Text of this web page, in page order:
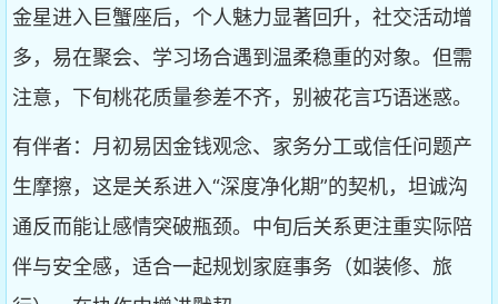
金星进入巨蟹座后，个人魅力显著回升，社交活动增
多，易在聚会、学习场合遇到温柔稳重的对象。但需
注意，下旬桃花质量参差不齐，别被花言巧语迷惑。
有伴者：月初易因金钱观念、家务分工或信任问题产
生摩擦，这是关系进入“深度净化期”的契机，坦诚沟
通反而能让感情突破瓶颈。中旬后关系更注重实际陪
伴与安全感，适合一起规划家庭事务（如装修、旅